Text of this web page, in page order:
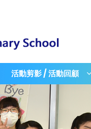
活動剪影 / 活動回顧